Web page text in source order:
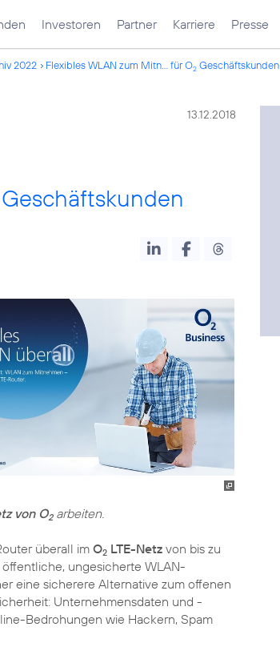
Investoren Partner Karriere Presse
2022 Flexibles WLAN zum Mitn... für O2 Geschäftskunden
13.12.2018
Geschäftskunden
von O2arbeiten.
überall imO2 LTE-Netz von bis zu
ungesicherte WLAN-
eine sicherere Alternative zum offenen
Unternehmensdaten und -
Bedrohungen wie Hackern, Spam